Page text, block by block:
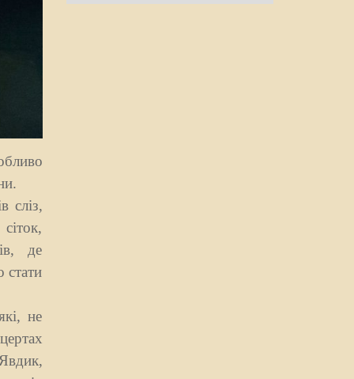
сліз,
де
стати
не